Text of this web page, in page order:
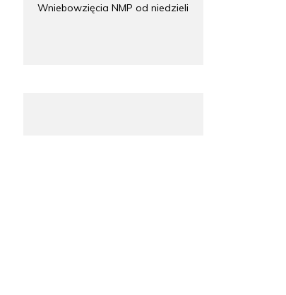
Wniebowzięcia NMP od niedzieli